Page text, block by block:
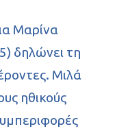
Μαρίνα
δηλώνει τη
Μιλά
ηθικούς